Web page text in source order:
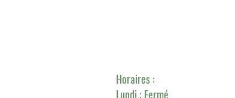
Horaires :
Lundi : Fermé